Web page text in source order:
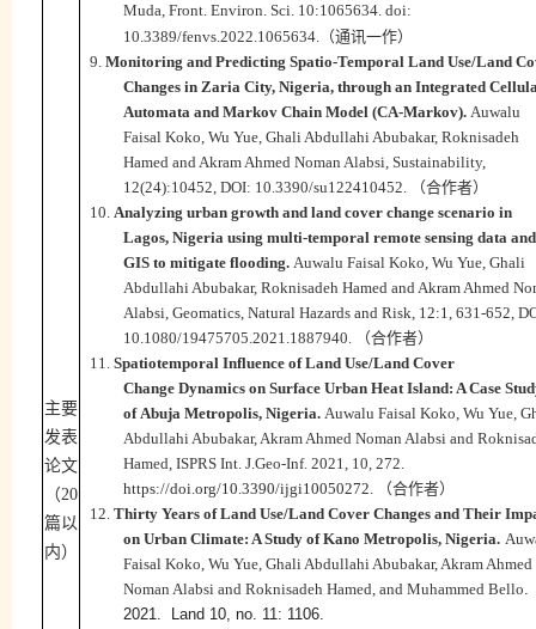
主要
发表
论文
（20
篇以
内）
Muda, Front. Environ. Sci. 10:1065634. doi:
10.3389/fenvs.2022.1065634. （通讯一作）
9. Monitoring and Predicting Spatio-Temporal Land Use/Land
Changes in Zaria City, Nigeria, through an Integrated
Automata and Markov Chain Model (CA-Markov). Auwalu
Faisal Koko, Wu Yue, Ghali Abdullahi Abubakar, Roknisadeh
Hamed and Akram Ahmed Noman Alabsi, Sustainability,
12(24):10452, DOI: 10.3390/su122410452.
（合作者）
10. Analyzing urban growth and land cover change scenario in
Lagos, Nigeria using multi-temporal remote sensing data and
GIS to mitigate flooding. Auwalu Faisal Koko, Wu Yue, Ghali
Abdullahi Abubakar, Roknisadeh Hamed and Akram Ahmed
Alabsi, Geomatics, Natural Hazards and Risk, 12:1, 631-652,
10.1080/19475705.2021.1887940.
（合作者）
11. Spatiotemporal Influence of Land Use/Land Cover
Change Dynamics on Surface Urban Heat Island: A Case
of Abuja Metropolis, Nigeria. Auwalu Faisal Koko, Wu Yue,
Abdullahi Abubakar, Akram Ahmed Noman Alabsi and
Hamed, ISPRS Int. J.Geo-Inf. 2021, 10, 272.
https://doi.org/10.3390/ijgi10050272.
（合作者）
12. Thirty Years of Land Use/Land Cover Changes and Their
on Urban Climate: A Study of Kano Metropolis, Nigeria.
Faisal Koko, Wu Yue, Ghali Abdullahi Abubakar, Akram Ahmed
Noman Alabsi and Roknisadeh Hamed, and Muhammed Bello.
2021.
Land 10, no. 11: 1106.